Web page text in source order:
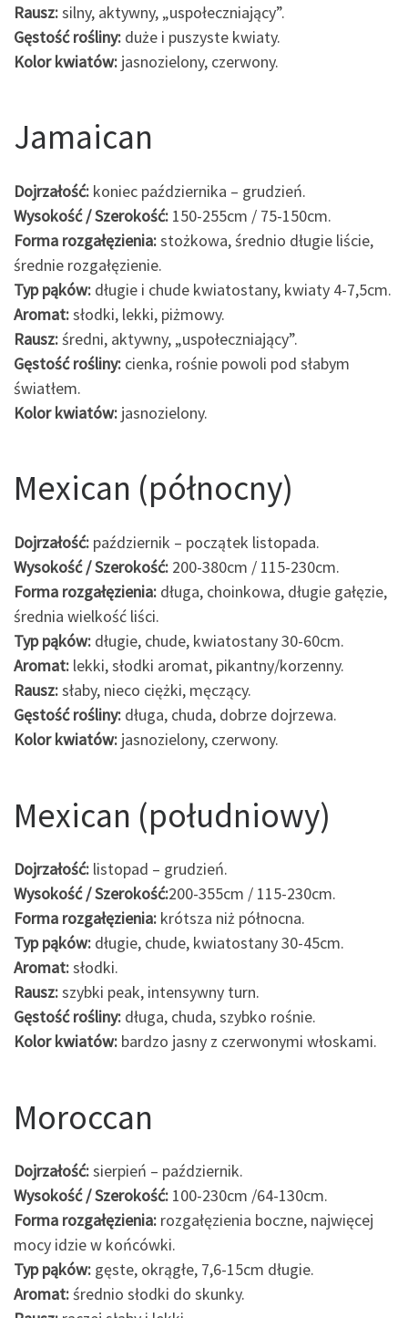
Rausz:silny, aktywny, „uspołeczniający”.
Gęstość rośliny: duże i puszyste kwiaty.
Kolor kwiatów: jasnozielony, czerwony.
Jamaican
Dojrzałość: koniec października – grudzień.
Wysokość / Szerokość: 150-255cm / 75-150cm.
Forma rozgałęzienia:stożkowa, średnio długie liście,
średnie rozgałęzienie.
Typ pąków: długie i chude kwiatostany, kwiaty 4-7,5cm.
Aromat:słodki, lekki, piżmowy.
Rausz:średni, aktywny, „uspołeczniający”.
Gęstość rośliny: cienka, rośnie powoli pod słabym
światłem.
Kolor kwiatów: jasnozielony.
Mexican (północny)
Dojrzałość: październik – początek listopada.
Wysokość / Szerokość: 200-380cm / 115-230cm.
Forma rozgałęzienia: długa, choinkowa, długie gałęzie,
średnia wielkość liści.
Typ pąków: długie, chude, kwiatostany 30-60cm.
Aromat: lekki, słodki aromat, pikantny/korzenny.
Rausz:słaby, nieco ciężki, męczący.
Gęstość rośliny: długa, chuda, dobrze dojrzewa.
Kolor kwiatów: jasnozielony, czerwony.
Mexican (południowy)
Dojrzałość: listopad – grudzień.
Wysokość / Szerokość:200-355cm / 115-230cm.
Forma rozgałęzienia: krótsza niż północna.
Typ pąków: długie, chude, kwiatostany 30-45cm.
Aromat:słodki.
Rausz:szybki peak, intensywny turn.
Gęstość rośliny: długa, chuda, szybko rośnie.
Kolor kwiatów: bardzo jasny z czerwonymi włoskami.
Moroccan
Dojrzałość:sierpień – październik.
Wysokość / Szerokość: 100-230cm /64-130cm.
Forma rozgałęzienia: rozgałęzienia boczne, najwięcej
mocy idzie w końcówki.
Typ pąków: gęste, okrągłe, 7,6-15cm długie.
Aromat:średnio słodki do skunky.